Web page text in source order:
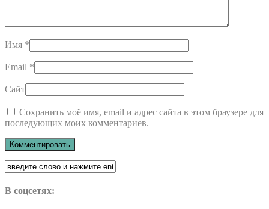
Имя *
Email *
Сайт
Сохранить моё имя, email и адрес сайта в этом браузере для
последующих моих комментариев.
В соцсетях: